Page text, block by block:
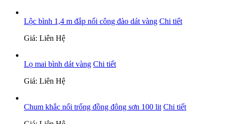
Lộc bình 1,4 m đắp nổi công đào dát vàng Chi tiết
Giá: Liên Hệ
Lọ mai bình dát vàng Chi tiết
Giá: Liên Hệ
Chum khắc nổi trống đồng đông sơn 100 lit Chi tiết